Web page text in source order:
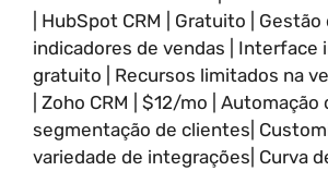
| HubSpot CRM | Gratuito |
indicadores de vendas | Interface
gratuito | Recursos limitados na
| Zoho CRM | $12/mo | Automação
segmentação de clientes|
variedade de integrações| Curva